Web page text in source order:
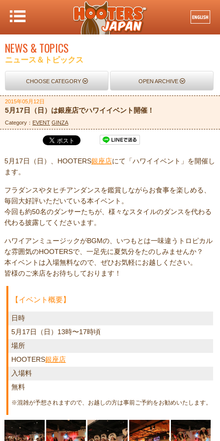
NEWS & TOPICS
ニュース＆トピックス
CHOOSE CATEGORY OPEN ARCHIVE
2015年05月12日
5月17日（日）は銀座店でハワイイベント開催！
Category： EVENT GINZA
5月17日（日）、HOOTERS銀座店にて「ハワイイベント」を開催し
ます。
フラダンスやタヒチアンダンスを鑑賞しながらお食事を楽しめる、
毎回大好評いただいている本イベント。
今回も約50名のダンサーたちが、様々なスタイルのダンスを代わる
代わる披露してくださいます。
ハワイアンミュージックがBGMの、いつもとは一味違うトロピカル
な雰囲気のHOOTERSで、一足先に夏気分をたのしみませんか？
本イベントは入場無料なので、ぜひお気軽にお越しください。
皆様のご来店をお待ちしております！
【イベント概要】
日時
5月17日（日）13時〜17時頃
場所
HOOTERS銀座店
入場料
無料
※混雑が予想されますので、お越しの方は事前ご予約をお勧めいたします。